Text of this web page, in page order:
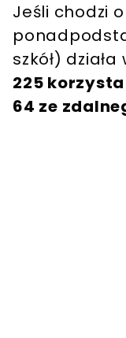
Jeśli chodzi o
szkół)
225
64 ze